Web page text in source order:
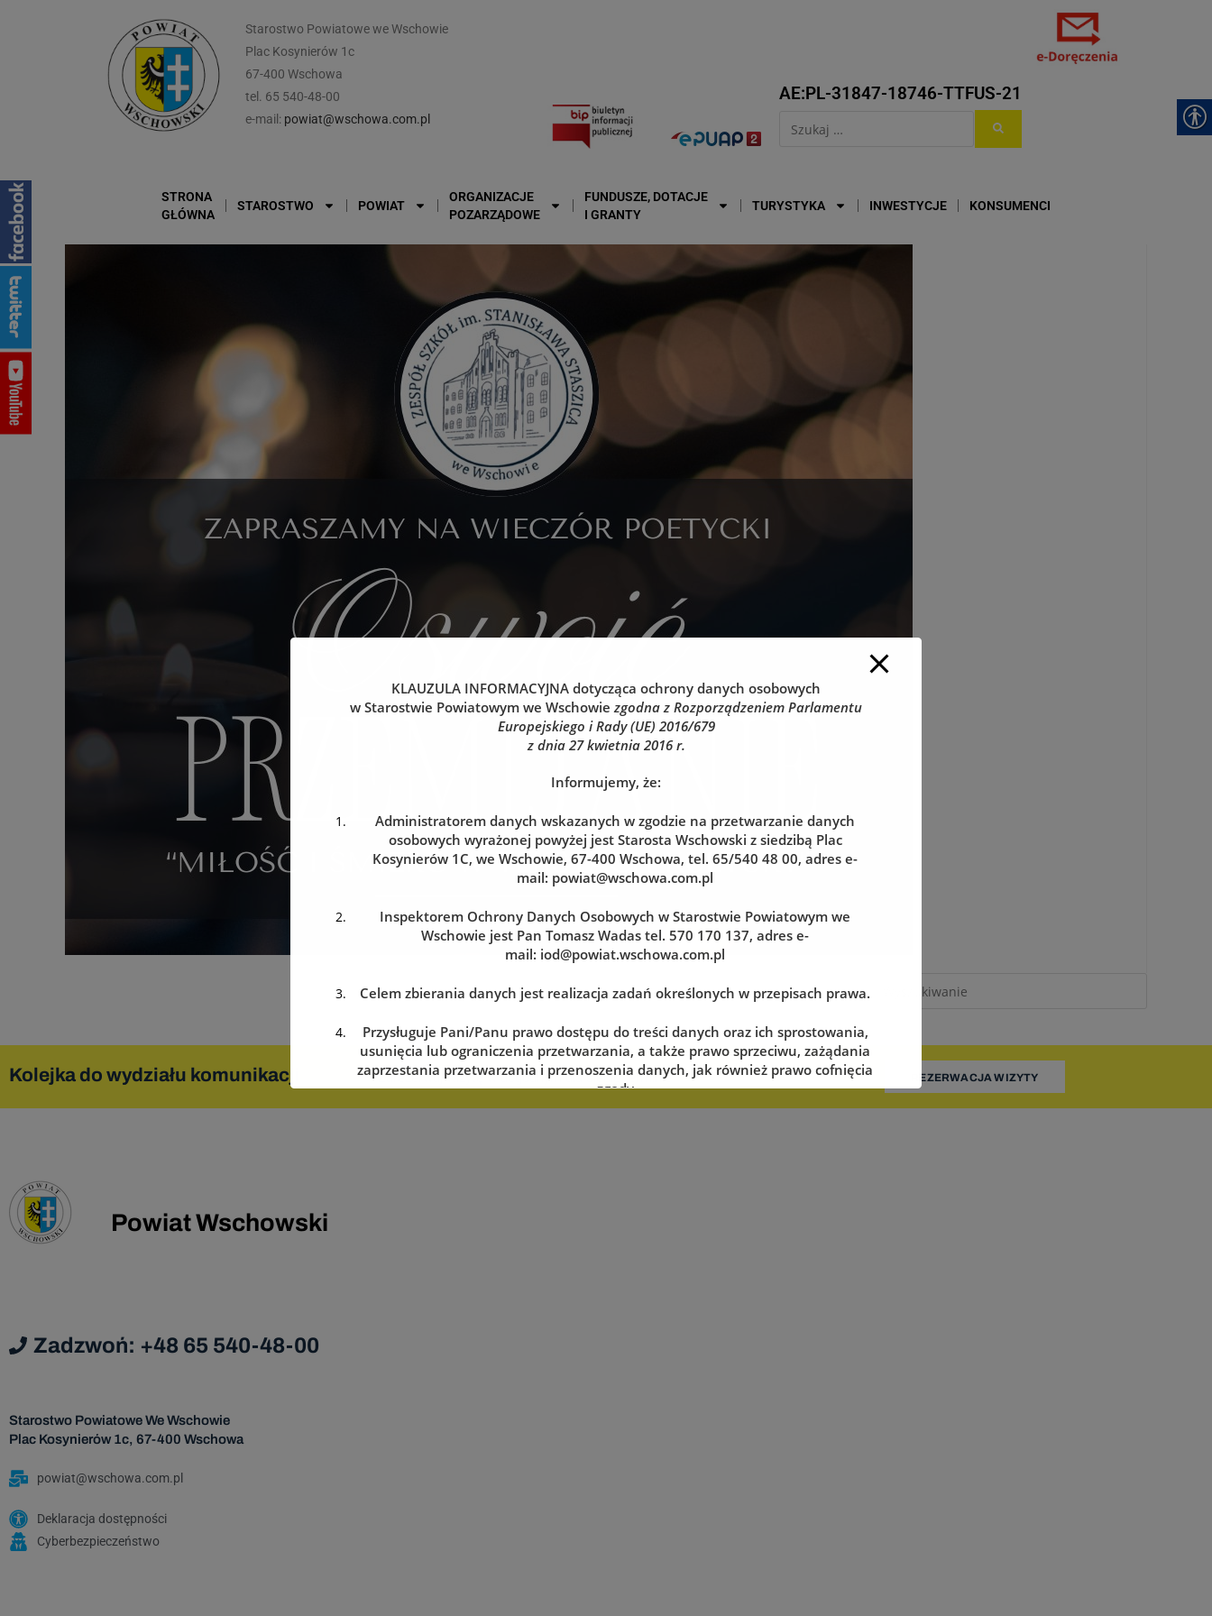
Starostwo Powiatowe we Wschowie
Plac Kosynierów 1c
67-400 Wschowa
tel. 65 540-48-00
e-mail: powiat@wschowa.com.pl
AE:PL-31847-18746-TTFUS-21
STRONA
GŁÓWNA
STAROSTWO POWIAT
ORGANIZACJE
POZARZĄDOWE
FUNDUSZE, DOTACJE
I GRANTY
TURYSTYKA INWESTYCJE KONSUMENCI
Kolejka do wydziału komunikacji Zarezerwuj wizytę w dogodnym dla siebie terminie REZERWACJA WIZYTY
Powiat Wschowski
Zadzwoń: +48 65 540-48-00
Starostwo Powiatowe We Wschowie
Plac Kosynierów 1c, 67-400 Wschowa
powiat@wschowa.com.pl
Deklaracja dostępności
Cyberbezpieczeństwo
KLAUZULA INFORMACYJNA dotycząca ochrony danych osobowych
w Starostwie Powiatowym we Wschowie zgodna z Rozporządzeniem Parlamentu
Europejskiego i Rady (UE) 2016/679
z dnia 27 kwietnia 2016 r.
Informujemy, że:
Administratorem danych wskazanych w zgodzie na przetwarzanie danych
osobowych wyrażonej powyżej jest Starosta Wschowski z siedzibą Plac
Kosynierów 1C, we Wschowie, 67-400 Wschowa, tel. 65/540 48 00, adres e-
mail: powiat@wschowa.com.pl
Inspektorem Ochrony Danych Osobowych w Starostwie Powiatowym we
Wschowie jest Pan Tomasz Wadas tel. 570 170 137, adres e-
mail: iod@powiat.wschowa.com.pl
Celem zbierania danych jest realizacja zadań określonych w przepisach prawa.
Przysługuje Pani/Panu prawo dostępu do treści danych oraz ich sprostowania,
usunięcia lub ograniczenia przetwarzania, a także prawo sprzeciwu, zażądania
zaprzestania przetwarzania i przenoszenia danych, jak również prawo cofnięcia
zgody